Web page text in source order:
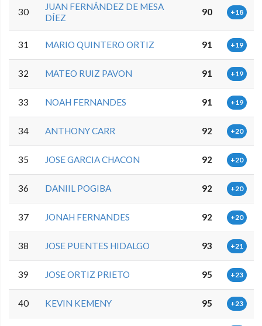
30
JUAN FERNÁNDEZ DE MESA
DÍEZ
90 +18
31 MARIO QUINTERO ORTIZ 91 +19
32 MATEO RUIZ PAVON 91 +19
33 NOAH FERNANDES 91 +19
34 ANTHONY CARR 92 +20
35 JOSE GARCIA CHACON 92 +20
36 DANIIL POGIBA 92 +20
37 JONAH FERNANDES 92 +20
38 JOSE PUENTES HIDALGO 93 +21
39 JOSE ORTIZ PRIETO 95 +23
40 KEVIN KEMENY 95 +23